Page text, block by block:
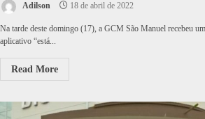
Adilson 18 de abril de 2022
Na tarde deste domingo (17), a GCM São Manuel recebeu
aplicativo “está...
Read More